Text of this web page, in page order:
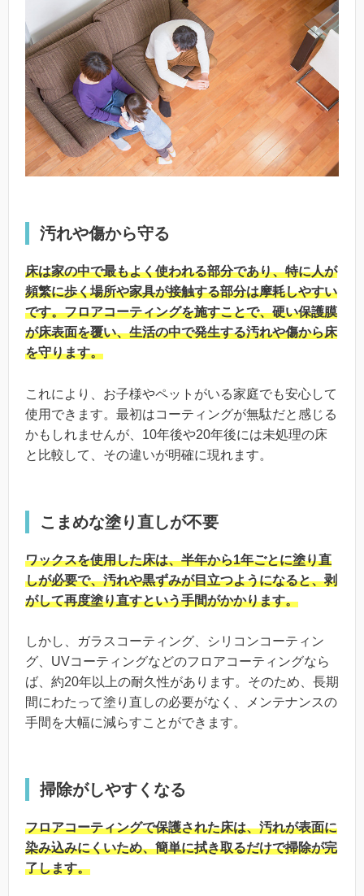
汚れや傷から守る
床は家の中で最もよく使われる部分であり、特に人が
頻繁に歩く場所や家具が接触する部分は摩耗しやすい
です。フロアコーティングを施すことで、硬い保護膜
が床表面を覆い、生活の中で発生する汚れや傷から床
を守ります。
これにより、お子様やペットがいる家庭でも安心して
使用できます。最初はコーティングが無駄だと感じる
かもしれませんが、10年後や20年後には未処理の床
と比較して、その違いが明確に現れます。
こまめな塗り直しが不要
ワックスを使用した床は、半年から1年ごとに塗り直
しが必要で、汚れや黒ずみが目立つようになると、剥
がして再度塗り直すという手間がかかります。
しかし、ガラスコーティング、シリコンコーティン
グ、UVコーティングなどのフロアコーティングなら
ば、約20年以上の耐久性があります。そのため、長期
間にわたって塗り直しの必要がなく、メンテナンスの
手間を大幅に減らすことができます。
掃除がしやすくなる
フロアコーティングで保護された床は、汚れが表面に
染み込みにくいため、簡単に拭き取るだけで掃除が完
了します。